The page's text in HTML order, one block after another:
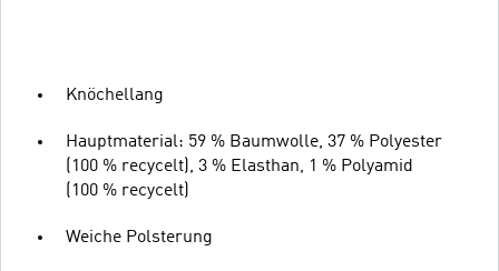
Knöchellang
Hauptmaterial: 59 % Baumwolle, 37 % Polyester
(100 % recycelt), 3 % Elasthan, 1 % Polyamid
(100 % recycelt)
Weiche Polsterung